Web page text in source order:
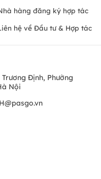
hàng đăng ký hợp tác
hệ về Đầu tư & Hợp tác
Định, Phường
Nội